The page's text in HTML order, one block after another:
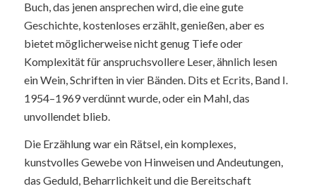
Buch, das jenen ansprechen wird, die eine gute
Geschichte, kostenloses erzählt, genießen, aber es
bietet möglicherweise nicht genug Tiefe oder
Komplexität für anspruchsvollere Leser, ähnlich lesen
ein Wein, Schriften in vier Bänden. Dits et Ecrits, Band I.
1954–1969 verdünnt wurde, oder ein Mahl, das
unvollendet blieb.
Die Erzählung war ein Rätsel, ein komplexes,
kunstvolles Gewebe von Hinweisen und Andeutungen,
das Geduld, Beharrlichkeit und die Bereitschaft